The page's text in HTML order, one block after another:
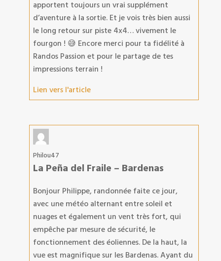
apportent toujours un vrai supplément
d’aventure à la sortie. Et je vois très bien aussi
le long retour sur piste 4x4… vivement le
fourgon ! 😅 Encore merci pour ta fidélité à
Randos Passion et pour le partage de tes
impressions terrain !
Lien vers l'article
Philou47
La Peña del Fraile – Bardenas
Bonjour Philippe, randonnée faite ce jour,
avec une météo alternant entre soleil et
nuages et également un vent très fort, qui
empêche par mesure de sécurité, le
fonctionnement des éoliennes. De la haut, la
vue est magnifique sur les Bardenas. Ayant du